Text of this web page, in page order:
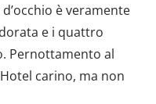
è veramente
e i quattro
Pernottamento al
carino, ma non